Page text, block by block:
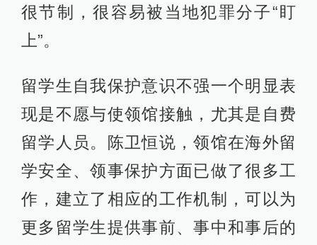
很节制，很容易被当地犯罪分子“盯
上”。
留学生自我保护意识不强一个明显表
现是不愿与使领馆接触，尤其是自费
留学人员。陈卫恒说，领馆在海外留
学安全、领事保护方面已做了很多工
作，建立了相应的工作机制，可以为
更多留学生提供事前、事中和事后的